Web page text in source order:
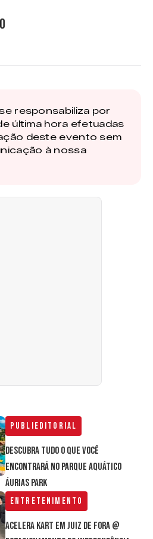
responsabiliza por
última hora efetuadas
deste evento sem
à nossa
Publieditorial
Descubra tudo o que você
encontrará no parque aquático
Áurias Park
Entretenimento
Acelera Kart em Juiz de Fora @